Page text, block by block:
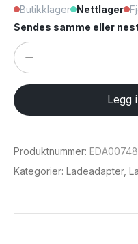
Butikklager Nettlager
Sendes samme eller
USAMS
20W
lader
for
Watch
med
Legg
Produktnummer:
Kategorier: Ladeadapter,